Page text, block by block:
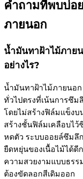
คำถามที่พบบ่อ
ภายนอก
น้ำมันทาฝ้าไม้ภาย
อย่างไร?
น้ำมันทาฝ้าไม้ภายนอ
ทั่วไปตรงที่เน้นการซึม
โดยไม่สร้างฟิล์มแข็ง
สร้างชั้นฟิล์มเคลือบไว้
หดตัว ระบบออยล์ซึมลึ
ยืดหยุ่นของเนื้อไม้ได้ดี
ความสวยงามแบบธรร
ต้องขัดลอกสีเดิมออก